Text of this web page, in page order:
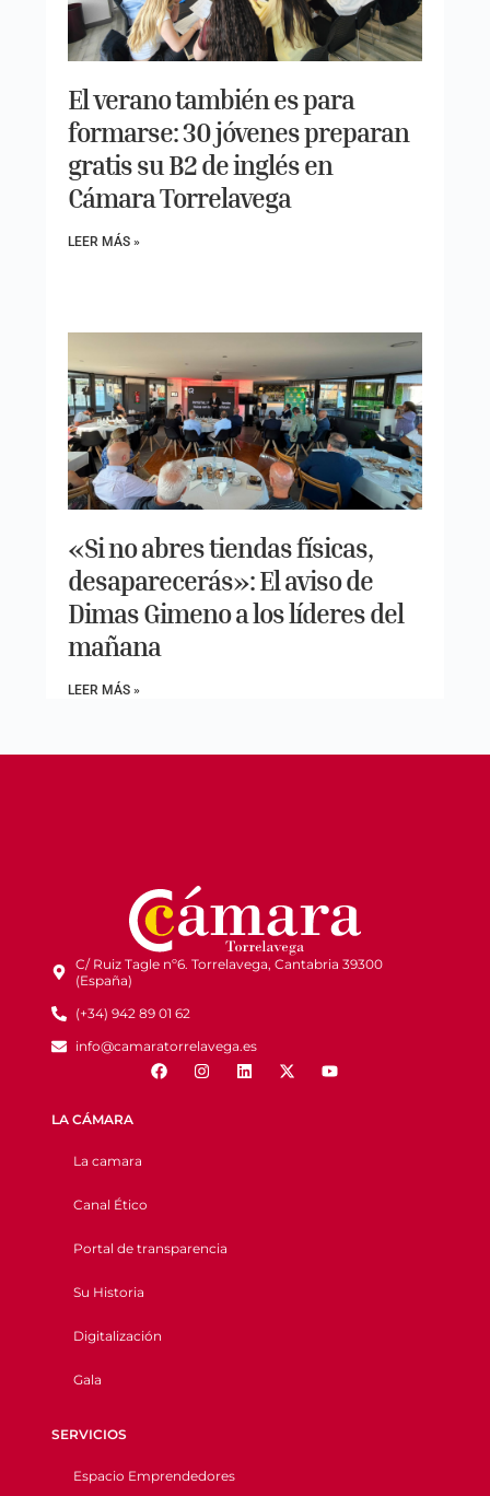
El verano también es para
formarse: 30 jóvenes preparan
gratis su B2 de inglés en
Cámara Torrelavega
LEER MÁS »
«Si no abres tiendas físicas,
desaparecerás»: El aviso de
Dimas Gimeno a los líderes del
mañana
LEER MÁS »
C/ Ruiz Tagle nº6. Torrelavega, Cantabria 39300
(España)
(+34) 942 89 01 62
info@camaratorrelavega.es
LA CÁMARA
La camara
Canal Ético
Portal de transparencia
Su Historia
Digitalización
Gala
SERVICIOS
Espacio Emprendedores